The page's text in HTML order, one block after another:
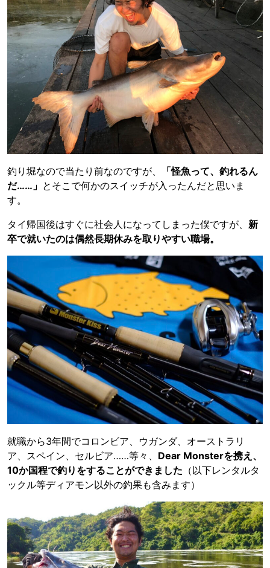
釣り堀なので当たり前なのですが、
「怪魚って、釣れるん
だ……」 とそこで何かのスイッチが入ったんだと思いま
す。
タイ帰国後はすぐに社会人になってしまった僕ですが、 新
卒で就いたのは偶然長期休みを取りやすい職場。
就職から3年間でコロンビア、ウガンダ、オーストラリ
ア、スペイン、セルビア……等々、 Dear Monsterを携え、
10か国程で釣りをすることができました （以下レンタルタ
ックル等ディアモン以外の釣果も含みます）